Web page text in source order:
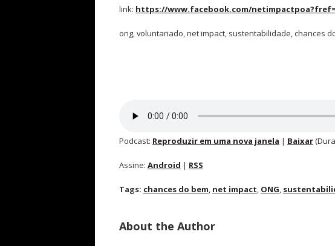
link: https://www.facebook.com/
ong, voluntariado, net impact, sustentabilidade, chances
Podcast: Reproduzir em uma nova janela | Baixar
Assine: Android | RSS
Tags: chances do bem, net impact, ONG,
About the Author